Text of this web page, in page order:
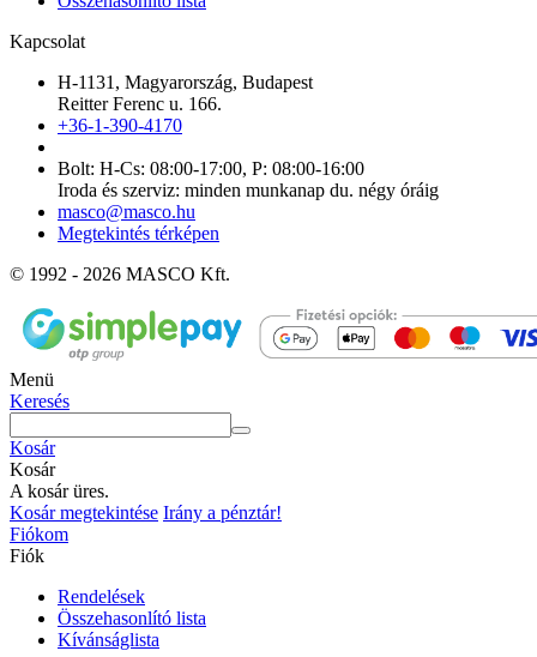
Kapcsolat
H-1131, Magyarország, Budapest
Reitter Ferenc u. 166.
+36-1-390-4170
Bolt: H-Cs: 08:00-17:00, P: 08:00-16:00
Iroda és szerviz: minden munkanap du. négy óráig
masco@masco.hu
Megtekintés térképen
© 1992 - 2026 MASCO Kft.
Menü
Keresés
Kosár
Kosár
A kosár üres.
Kosár megtekintése Irány a pénztár!
Fiókom
Fiók
Rendelések
Összehasonlító lista
Kívánságlista